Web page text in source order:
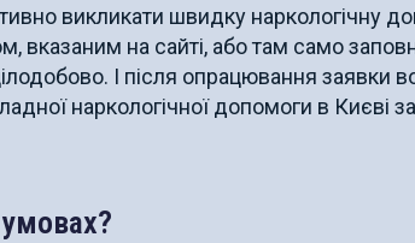
викликати швидку наркологічну
вказаним на сайті, або там само
І після опрацювання заявки
наркологічної допомоги в Києві за